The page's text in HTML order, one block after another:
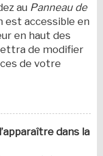
au Panneau de
est accessible en
en haut des
de modifier
de votre
dans la